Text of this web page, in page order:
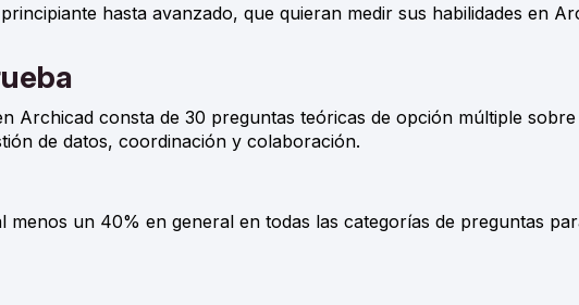
hasta avanzado, que quieran medir sus habilidades en
Archicad consta de 30 preguntas teóricas de opción múltiple
de datos, coordinación y colaboración.
menos un 40% en general en todas las categorías de preguntas